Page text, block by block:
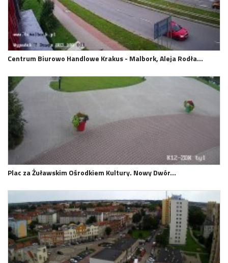
Centrum Biurowo Handlowe Krakus - Malbork, Aleja Rodła…
Plac za Żuławskim Ośrodkiem Kultury. Nowy Dwór…